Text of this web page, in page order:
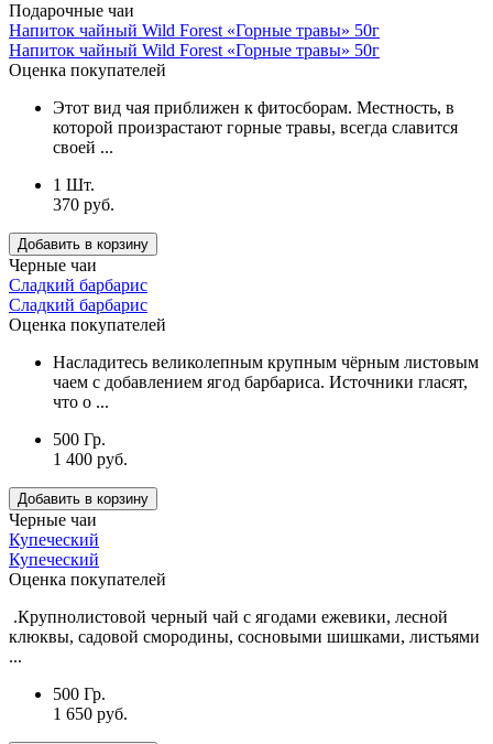
Подарочные чаи
Напиток чайный Wild Forest «Горные травы» 50г
Напиток чайный Wild Forest «Горные травы» 50г
Оценка покупателей
Этот вид чая приближен к фитосборам. Местность, в
которой произрастают горные травы, всегда славится
своей ...
1 Шт.
370 руб.
Добавить в корзину
Черные чаи
Сладкий барбарис
Сладкий барбарис
Оценка покупателей
Насладитесь великолепным крупным чёрным листовым
чаем с добавлением ягод барбариса. Источники гласят,
что о ...
500 Гр.
1 400 руб.
Добавить в корзину
Черные чаи
Купеческий
Купеческий
Оценка покупателей
.Крупнолистовой черный чай с ягодами ежевики, лесной
клюквы, садовой смородины, сосновыми шишками, листьями
...
500 Гр.
1 650 руб.